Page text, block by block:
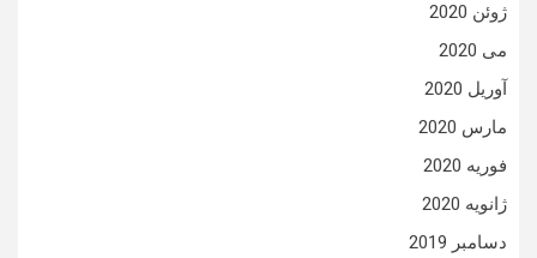
ژوئن 2020
می 2020
آوریل 2020
مارس 2020
فوریه 2020
ژانویه 2020
دسامبر 2019